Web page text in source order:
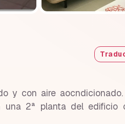
y con aire
una 2ª planta del edificio